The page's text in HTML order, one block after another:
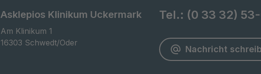
Asklepios Klinikum Uckermark
Am Klinikum 1
16303 Schwedt/Oder
Tel.: (0 33 32)
Nachricht